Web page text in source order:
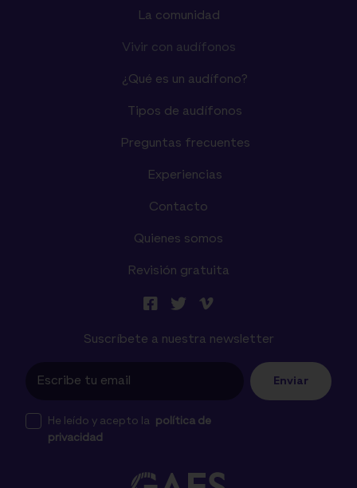
La comunidad
Vivir con audífonos
¿Qué es un audífono?
Tipos de audífonos
Preguntas frecuentes
Experiencias
Contacto
Quienes somos
Revisión gratuita
Suscríbete a nuestra newsletter
He leído y acepto la
política de
privacidad
Enviar